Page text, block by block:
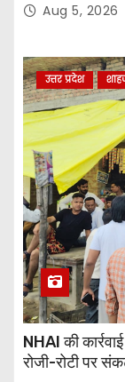
Aug 5, 2026
उत्तर प्रदेश
NHAI की
रोजी-रोटी पर